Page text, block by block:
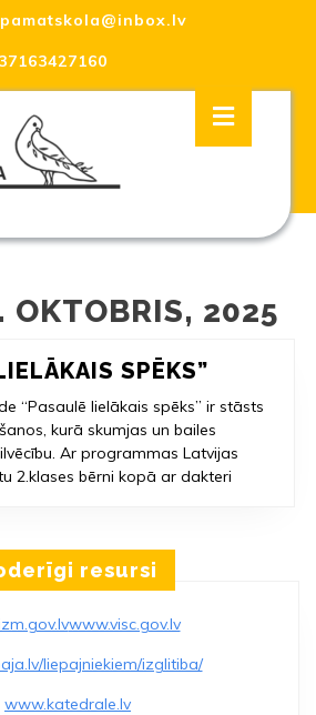
pamatskola@inbox.lv
Open
OKTOBRIS, 2025
SPĒKS”
SPĒKS”
“Pasaulē lielākais spēks” ir stāsts
kurā skumjas un bailes
Ar programmas Latvijas
2.klases bērni kopā ar dakteri
resursi
www.visc.gov.lv
liepajniekiem/izglitiba/
www.katedrale.lv